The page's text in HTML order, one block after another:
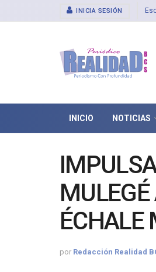
INICIA SESIÓN
INICIO NOTICIAS
ÉCHALE
por Redacción Realidad